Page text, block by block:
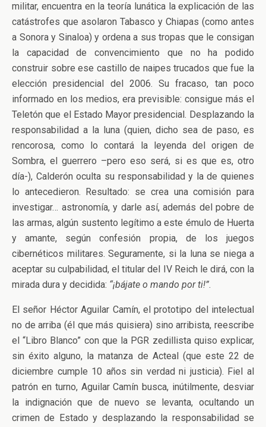
militar, encuentra en la teoría lunática la explicación de las
catástrofes que asolaron Tabasco y Chiapas (como antes
a Sonora y Sinaloa) y ordena a sus tropas que le consigan
la capacidad de convencimiento que no ha podido
construir sobre ese castillo de naipes trucados que fue la
elección presidencial del 2006. Su fracaso, tan poco
informado en los medios, era previsible: consigue más el
Teletón que el Estado Mayor presidencial. Desplazando la
responsabilidad a la luna (quien, dicho sea de paso, es
rencorosa, como lo contará la leyenda del origen de
Sombra, el guerrero –pero eso será, si es que es, otro
día-), Calderón oculta su responsabilidad y la de quienes
lo antecedieron. Resultado: se crea una comisión para
investigar… astronomía, y darle así, además del pobre de
las armas, algún sustento legítimo a este émulo de Huerta
y amante, según confesión propia, de los juegos
cibernéticos militares. Seguramente, si la luna se niega a
aceptar su culpabilidad, el titular del IV Reich le dirá, con la
mirada dura y decidida: “¡bájate o mando por ti!”.
El señor Héctor Aguilar Camín, el prototipo del intelectual
no de arriba (él que más quisiera) sino arribista, reescribe
el “Libro Blanco” con que la PGR zedillista quiso explicar,
sin éxito alguno, la matanza de Acteal (que este 22 de
diciembre cumple 10 años sin verdad ni justicia). Fiel al
patrón en turno, Aguilar Camín busca, inútilmente, desviar
la indignación que de nuevo se levanta, ocultando un
crimen de Estado y desplazando la responsabilidad se